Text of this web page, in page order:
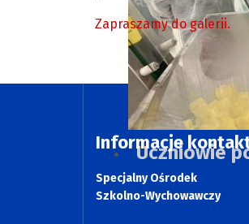
Uczniowie
Zapraszamy do galerii.
Informacje
Specjalny Ośrodek
Szkolno-Wychowawczy